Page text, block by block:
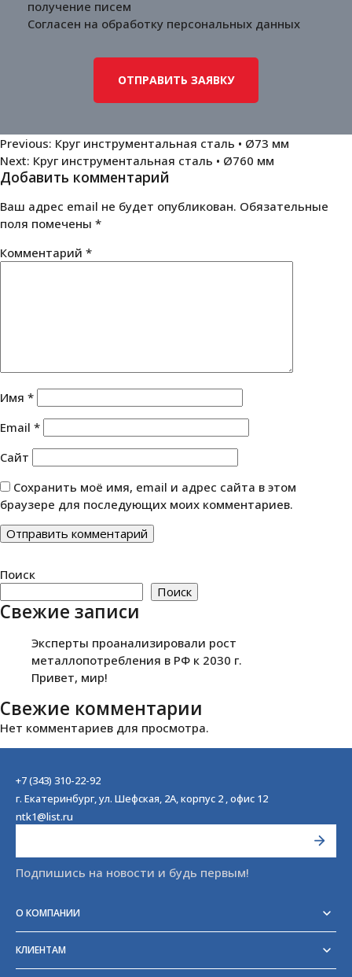
получение писем
Согласен на обработку персональных данных
Навигация
по
записям
Previous: Круг инструментальная сталь • Ø73 мм
Next: Круг инструментальная сталь • Ø760 мм
Добавить комментарий
Ваш адрес email не будет опубликован. Обязательные
поля помечены *
Комментарий *
Имя *
Email *
Сайт
Сохранить моё имя, email и адрес сайта в этом
браузере для последующих моих комментариев.
Поиск
Поиск
Свежие записи
Эксперты проанализировали рост
металлопотребления в РФ к 2030 г.
Привет, мир!
Свежие комментарии
Нет комментариев для просмотра.
+7 (343) 310-22-92
г. Екатеринбург, ул. Шефская, 2А, корпус 2 , офис 12
ntk1@list.ru
Подпишись на новости и будь первым!
О КОМПАНИИ
Отзывы
Блог
КЛИЕНТАМ